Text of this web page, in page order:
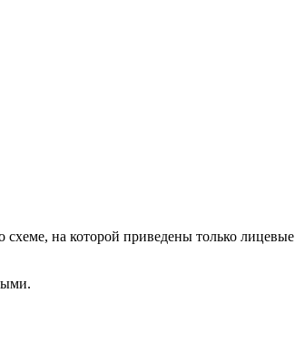
схеме, на которой приведены только лицевые